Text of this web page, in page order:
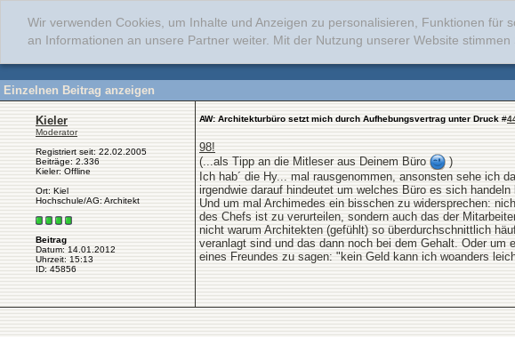
Wir verwenden Cookies, um Inhalte und Anzeigen zu personalisieren, Funktionen
an Informationen an unsere Partner weiter. Mit der Nutzung unserer Website
Einzelnen Beitrag anzeigen
Kieler
Moderator
Registriert seit: 22.02.2005
Beiträge: 2.336
Kieler: Offline
Ort: Kiel
Hochschule/AG: Architekt
Beitrag
Datum: 14.01.2012
Uhrzeit: 15:13
ID: 45856
AW: Architekturbüro setzt mich durch Aufhebungsvertrag unter Druck #
98!
(...als Tipp an die Mitleser aus Deinem Büro
)
Ich hab´ die Hy... mal rausgenommen, ansonsten sehe ich
irgendwie darauf hindeutet um welches Büro es sich handeln
Und um mal Archimedes ein bisschen zu widersprechen:
des Chefs ist zu verurteilen, sondern auch das der
nicht warum Architekten (gefühlt) so überdurchschnittlich
veranlagt sind und das dann noch bei dem Gehalt. Oder um
eines Freundes zu sagen: "kein Geld kann ich woanders